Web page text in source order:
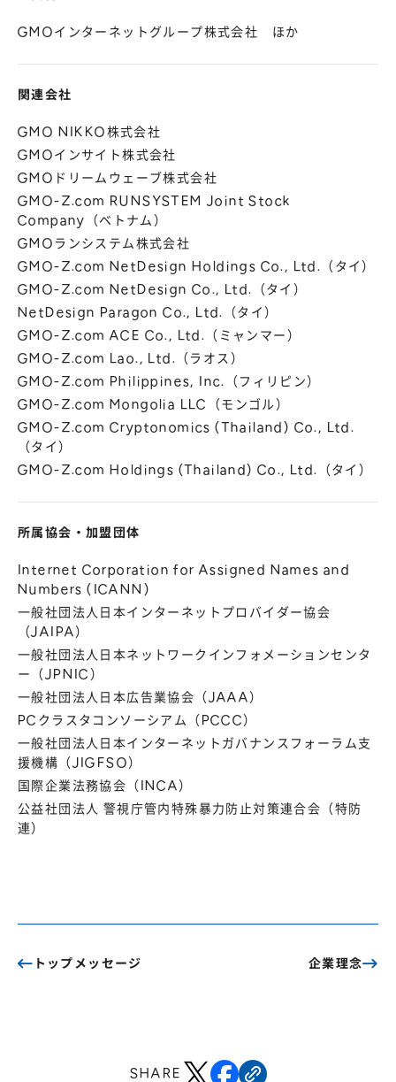
GMOインターネットグループ株式会社 ほか
関連会社
GMO NIKKO株式会社
GMOインサイト株式会社
GMOドリームウェーブ株式会社
GMO-Z.com RUNSYSTEM Joint Stock
Company（ベトナム）
GMOランシステム株式会社
GMO-Z.com NetDesign Holdings Co., Ltd.（タイ）
GMO-Z.com NetDesign Co., Ltd.（タイ）
NetDesign Paragon Co., Ltd.（タイ）
GMO-Z.com ACE Co., Ltd.（ミャンマー）
GMO-Z.com Lao., Ltd.（ラオス）
GMO-Z.com Philippines, Inc.（フィリピン）
GMO-Z.com Mongolia LLC（モンゴル）
GMO-Z.com Cryptonomics (Thailand) Co., Ltd.
（タイ）
GMO-Z.com Holdings (Thailand) Co., Ltd.（タイ）
所属協会 ・加盟団体
Internet Corporation for Assigned Names and
Numbers (ICANN)
一般社団法人日本インターネットプロバイダー協会
（JAIPA）
一般社団法人日本ネットワークインフォメーションセンタ
ー（JPNIC）
一般社団法人日本広告業協会（JAAA）
PCクラスタコンソーシアム（PCCC）
一般社団法人日本インターネットガバナンスフォーラム支
援機構（JIGFSO）
国際企業法務協会（INCA）
公益社団法人 警視庁管内特殊暴力防止対策連合会（特防
連）
トップメッセージ 企業理念
SHARE